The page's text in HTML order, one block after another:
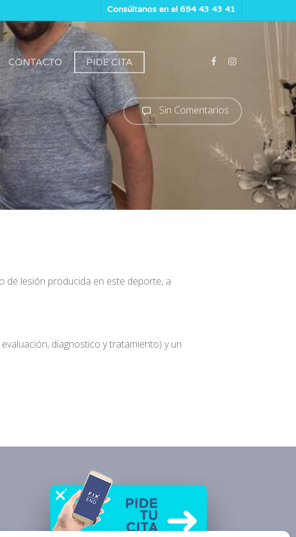
Consúltanos en el 694 43 43 41
CONTACTO PIDE CITA
Sin Comentarios
de lesión producida en este deporte, a
diagnostico y tratamiento) y un